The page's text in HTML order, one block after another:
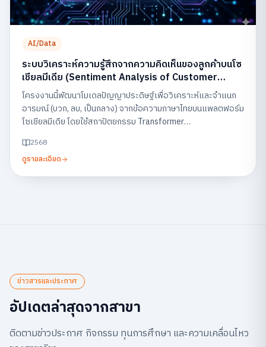
AI/Data
ระบบวิเคราะห์ความรู้สึกจากความคิดเห็นของลูกค้าบนโซ
เชียลมีเดีย (Sentiment Analysis of Customer
Feedback on Social Media)
โครงงานนี้พัฒนาโมเดลปัญญาประดิษฐ์เพื่อวิเคราะห์และจำแนก
อารมณ์ (บวก, ลบ, เป็นกลาง) จากข้อความภาษาไทยบนแพลตฟอร์ม
โซเชียลมีเดีย โดยใช้สถาปัตยกรรม Transformer
ธุรกิจสามารถเข้าใจเสียงตอบรับของลูกค้าและนำไปปรับปรุง
บริการได้อย่างรวดเร็ว
2568
ดูรายละเอียด
ข่าวสารและประกาศ
อัปเดตล่าสุดจากสาขา
ติดตามข่าวประกาศ กิจกรรม ทุนการศึกษา และความเคลื่อนไหว